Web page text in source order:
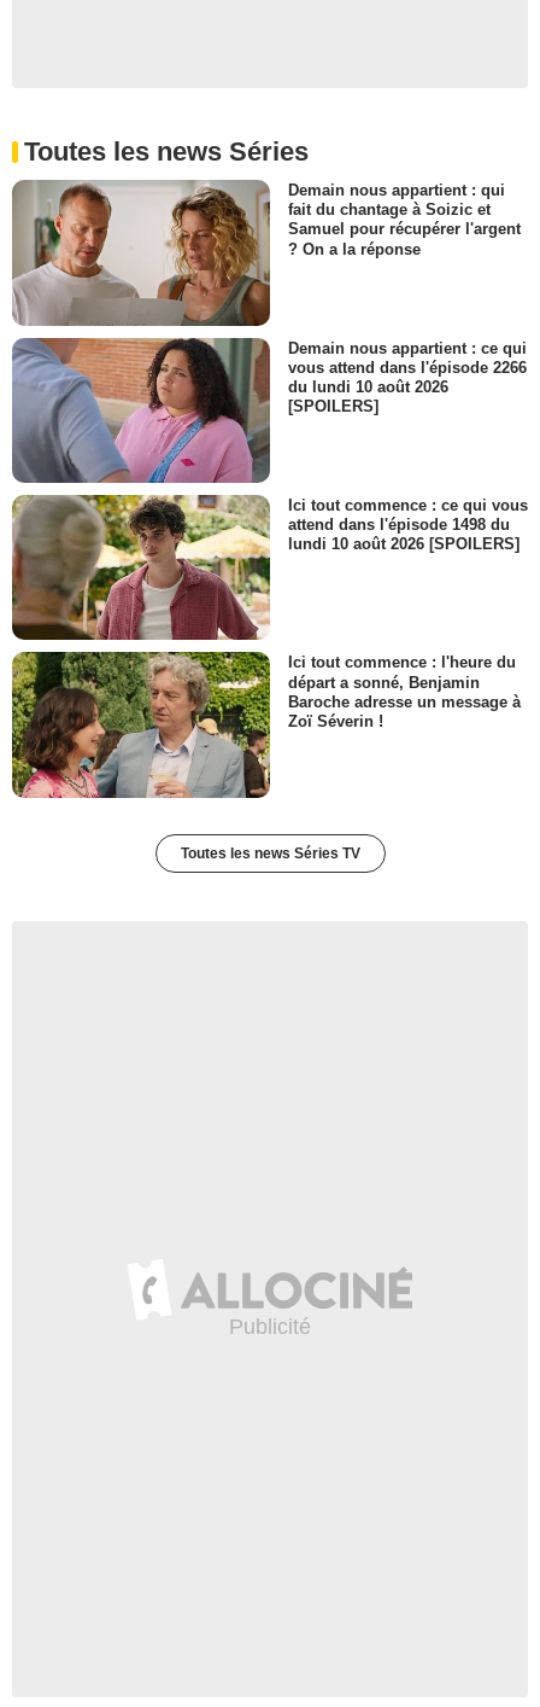
Toutes les news Séries
Demain nous appartient : qui
fait du chantage à Soizic et
Samuel pour récupérer l'argent
? On a la réponse
Demain nous appartient : ce qui
vous attend dans l'épisode 2266
du lundi 10 août 2026
[SPOILERS]
Ici tout commence : ce qui vous
attend dans l'épisode 1498 du
lundi 10 août 2026 [SPOILERS]
Ici tout commence : l'heure du
départ a sonné, Benjamin
Baroche adresse un message à
Zoï Séverin !
Toutes les news Séries TV